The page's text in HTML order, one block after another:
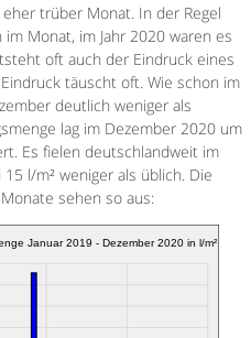
trüber Monat. In der Regel
Monat, im Jahr 2020 waren es
oft auch der Eindruck eines
täuscht oft. Wie schon im
deutlich weniger als
lag im Dezember 2020 um
Es fielen deutschlandweit im
l/m² weniger als üblich. Die
sehen so aus: